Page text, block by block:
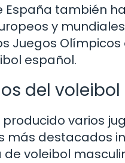
España también
y
Juegos
español.
del
producido varios
más destacados
voleibol